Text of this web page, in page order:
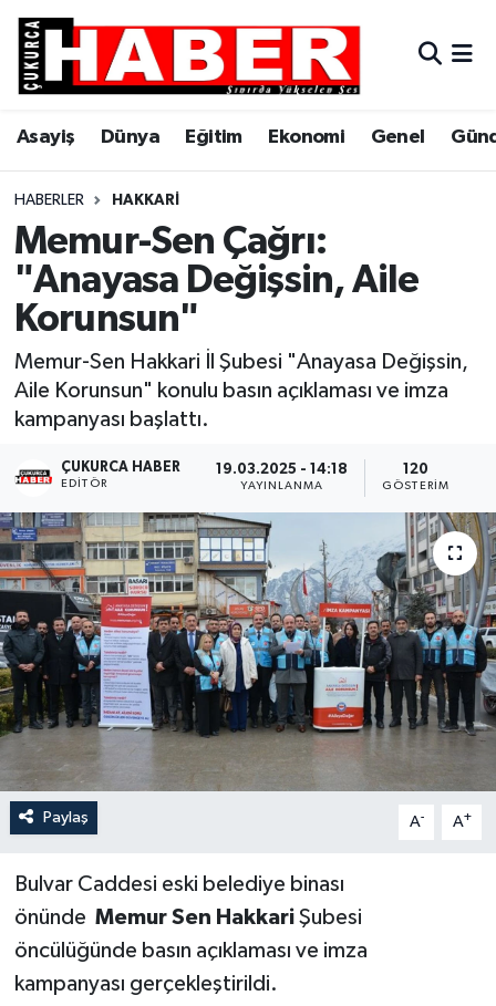
Asayiş Dünya Eğitim Ekonomi Genel
HABERLER HAKKARI
Memur-Sen Çağrı:
"Anayasa Değişsin, Aile
Korunsun"
Memur-Sen Hakkari İl Şubesi "Anayasa Değişsin,
Aile Korunsun" konulu basın açıklaması ve imza
kampanyası başlattı.
ÇUKURCA HABER
EDITÖR
19.03.2025 - 14:18
YAYINLANMA
120
GÖSTERIM
Paylaş A- A+
Bulvar Caddesi eski belediye binası
önünde Memur Sen HakkariŞubesi
öncülüğünde basın açıklaması ve imza
kampanyası gerçekleştirildi.
Asayiş
Dünya
Eğitim
Ekonomi
Genel
Gündem
Hakkari
Siyaset
Son Dakika
Teknoloji
Yaşam
Hava Durumu
Trafik Durumu
Süper Lig Puan Durumu ve Fikstür
Tüm Manşetler
Son Dakika Haberleri
Haber Arşivi